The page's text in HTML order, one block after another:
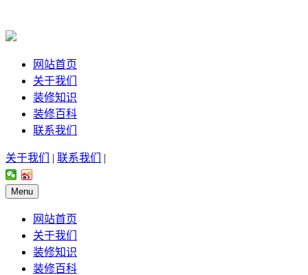
网站首页
关于我们
装修知识
装修百科
联系我们
关于我们 | 联系我们 |
Menu
网站首页
关于我们
装修知识
装修百科